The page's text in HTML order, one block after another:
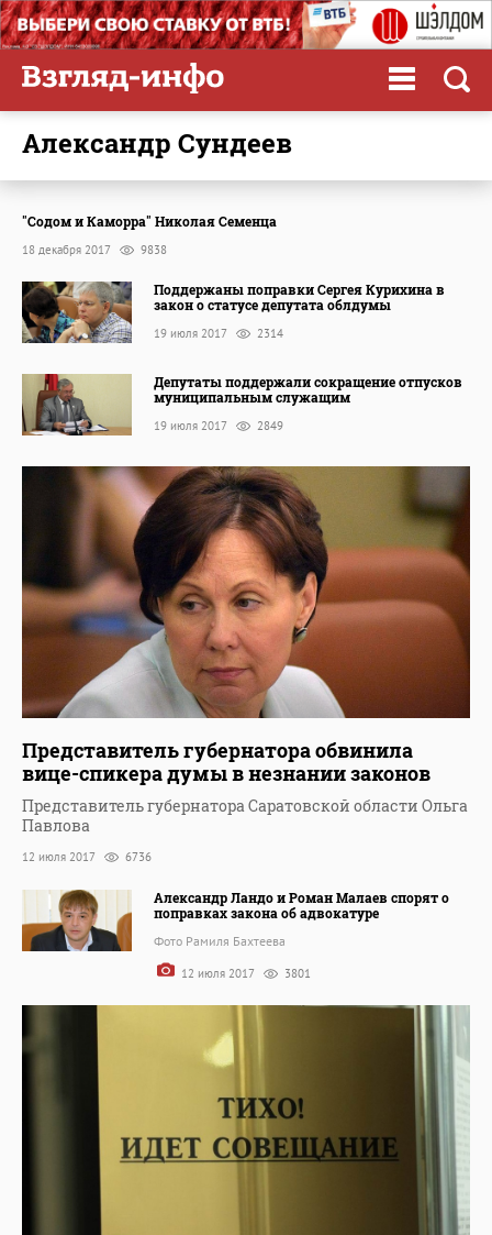
Александр Сундеев
"Содом и Каморра" Николая Семенца
18 декабря 2017 9838
Поддержаны поправки Сергея Курихина в
закон о статусе депутата облдумы
19 июля 2017 2314
Депутаты поддержали сокращение отпусков
муниципальным служащим
19 июля 2017 2849
Представитель губернатора обвинила
вице-спикера думы в незнании законов
Представитель губернатора Саратовской области Ольга
Павлова
12 июля 2017 6736
Александр Ландо и Роман Малаев спорят о
поправках закона об адвокатуре
Фото Рамиля Бахтеева
12 июля 2017 3801